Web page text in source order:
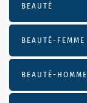
BEAUTÉ
BEAUTÉ-FEMME
BEAUTÉ-HOMME